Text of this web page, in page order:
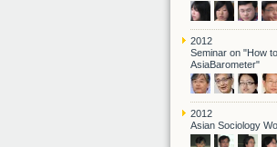
2012
Seminar on "How
AsiaBarometer"
2012
Asian Sociology